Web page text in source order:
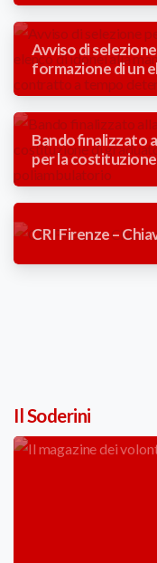
Avviso di
formazione di un
mansione di
Bando finalizzato
per la
Addetta/o
CRI Firenze –
Il Soderini